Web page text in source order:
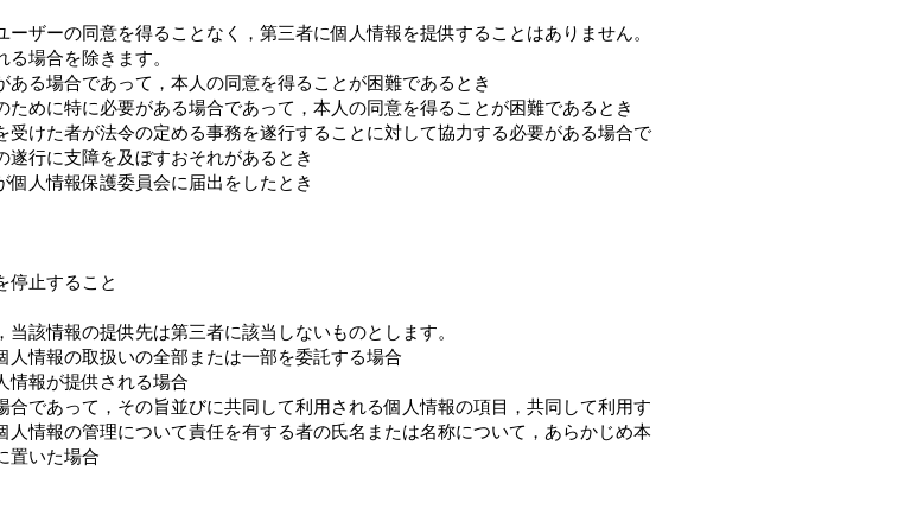
ザーの同意を得ることなく，第三者に個人情報を提供することはありません。
場合を除きます。
る場合であって，本人の同意を得ることが困難であるとき
めに特に必要がある場合であって，本人の同意を得ることが困難であるとき
けた者が法令の定める事務を遂行することに対して協力する必要がある場合で
行に支障を及ぼすおそれがあるとき
人情報保護委員会に届出をしたとき
停止すること
該情報の提供先は第三者に該当しないものとします。
情報の取扱いの全部または一部を委託する場合
情報が提供される場合
であって，その旨並びに共同して利用される個人情報の項目，共同して利用す
情報の管理について責任を有する者の氏名または名称について，あらかじめ本
置いた場合